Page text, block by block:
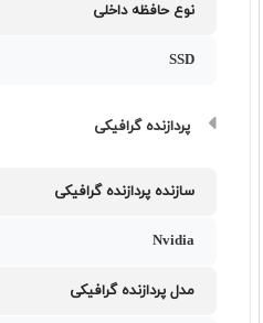
نوع حافظه داخلی
SSD
پردازنده گرافیکی
سازنده پردازنده گرافیکی
Nvidia
مدل پردازنده گرافیکی